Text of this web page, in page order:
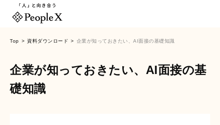
Top 資料ダウンロード 企業が知っておきたい、AI面接の基礎知識
企業が知っておきたい、AI面接の基
礎知識